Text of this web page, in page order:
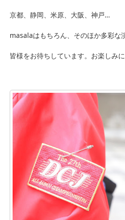
京都、静岡、米原、大阪、神戸…
masalaはもちろん、そのほか多彩な
皆様をお待ちしています。お楽しみに